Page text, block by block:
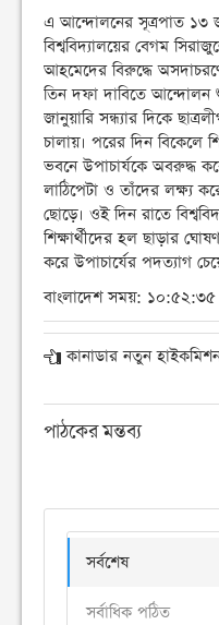
এ আন্দোলনের সূত্রপাত ১৩
বিশ্ববিদ্যালয়ের বেগম
আহমেদের বিরুদ্ধে
তিন দফা দাবিতে আন্দোলন
জানুয়ারি সন্ধ্যার দিকে
চালায়। পরের দিন বিকেলে
ভবনে উপাচার্যকে অবরুদ্ধ
লাঠিপেটা ও তাঁদের লক্ষ্য
ছোড়ে। ওই দিন রাতে
শিক্ষার্থীদের হল ছাড়ার
করে উপাচার্যের পদত্যাগ
বাংলাদেশ সময়:
কানাডার নতুন
পাঠকের মন্তব্য
সর্বশেষ
সর্বাধিক পঠিত